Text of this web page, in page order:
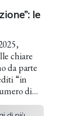
le
chiare
da parte
“in
di